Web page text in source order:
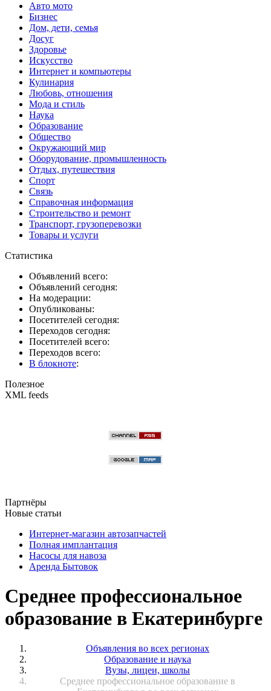
Авто мото
Бизнес
Дом, дети, семья
Досуг
Здоровье
Искусство
Интернет и компьютеры
Кулинария
Любовь, отношения
Мода и стиль
Наука
Образование
Общество
Окружающий мир
Оборудование, промышленность
Отдых, путешествия
Спорт
Связь
Справочная информация
Строительство и ремонт
Транспорт, грузоперевозки
Товары и услуги
Статистика
Объявлений всего:
Объявлений сегодня:
На модерации:
Опубликованы:
Посетителей сегодня:
Переходов сегодня:
Посетителей всего:
Переходов всего:
В блокноте:
Полезное
XML feeds
Партнёры
Новые статьи
Интернет-магазин автозапчастей
Полная имплантация
Насосы для навоза
Аренда Бытовок
Среднее профессиональное
образование в Екатеринбурге
Объявления во всех регионах
Образование и наука
Вузы, лицеи, школы
Среднее профессиональное образование в